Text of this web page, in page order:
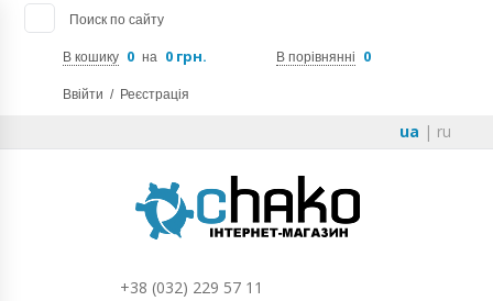
Поиск по сайту
В кошику 0 на 0 грн. В порівнянні 0
Ввійти / Реєстрація
ua | ru
+38 (032) 229 57 11